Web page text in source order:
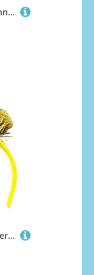
Laikoutd Weihnachtsbonbonnutschracker Mit Langbeinigem Festival Stoffer Soldat Figur Kissen Für Urlaub Decors Soldier Stoffed Doll Ornament
Laikoutd Wiederverwendbarer Stoff 2026 Feier Haarband Glitzerte Numerische Dekoration Für Frauen Männer Kinder Foto Requisiten Kinderfreundlich Festival Haarzubehör Accessoire